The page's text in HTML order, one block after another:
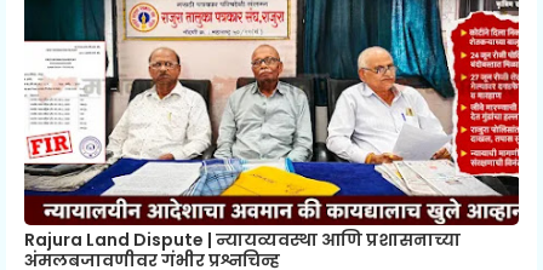
Rajura Land Dispute | न्यायव्यवस्था आणि प्रशासनाच्या
अंमलबजावणीवर गंभीर प्रश्नचिन्ह